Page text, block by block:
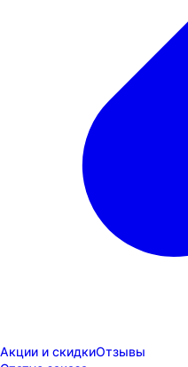
Акции и скидкиОтзывы